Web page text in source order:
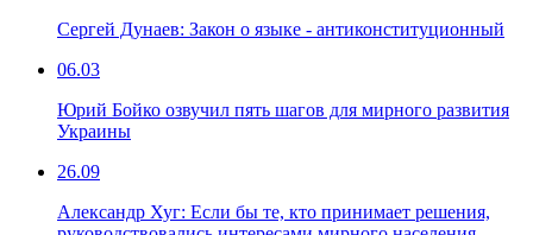
Сергей Дунаев: Закон о языке - антиконституционный
06.03
Юрий Бойко озвучил пять шагов для мирного развития
Украины
26.09
Александр Хуг: Если бы те, кто принимает решения,